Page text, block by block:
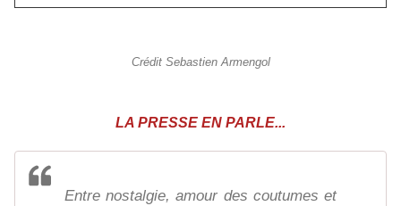
Crédit Sebastien Armengol
LA PRESSE EN PARLE...
Entre nostalgie, amour des coutumes et